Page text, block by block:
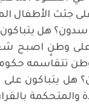
جثث الأطفال
هل
على وطنٍ اصبح
تتقاسمه
هل يتباكون
والمتحكمة